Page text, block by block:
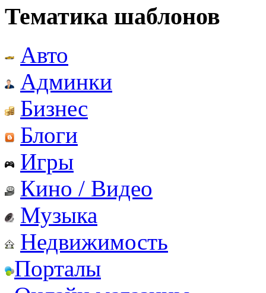
Тематика шаблонов
Авто
Админки
Бизнес
Блоги
Игры
Кино / Видео
Музыка
Недвижимость
Порталы